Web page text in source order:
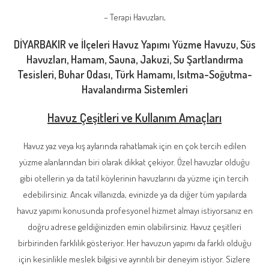
– Terapi Havuzları,
DİYARBAKIR ve İlçeleri Havuz Yapımı Yüzme Havuzu, Süs
Havuzları, Hamam, Sauna, Jakuzi, Su Şartlandırma
Tesisleri, Buhar Odası, Türk Hamamı, Isıtma-Soğutma-
Havalandırma Sistemleri
Havuz Çeşitleri ve Kullanım Amaçları
Havuz yaz veya kış aylarında rahatlamak için en çok tercih edilen
yüzme alanlarından biri olarak dikkat çekiyor. Özel havuzlar olduğu
gibi otellerin ya da tatil köylerinin havuzlarını da yüzme için tercih
edebilirsiniz. Ancak villanızda, evinizde ya da diğer tüm yapılarda
havuz yapımı konusunda profesyonel hizmet almayı istiyorsanız en
doğru adrese geldiğinizden emin olabilirsiniz. Havuz çeşitleri
birbirinden farklılık gösteriyor. Her havuzun yapımı da farklı olduğu
için kesinlikle meslek bilgisi ve ayrıntılı bir deneyim istiyor. Sizlere